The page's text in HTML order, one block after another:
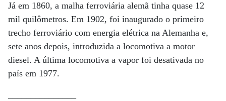
Já em 1860, a malha ferroviária alemã tinha quase 12
mil quilômetros. Em 1902, foi inaugurado o primeiro
trecho ferroviário com energia elétrica na Alemanha e,
sete anos depois, introduzida a locomotiva a motor
diesel. A última locomotiva a vapor foi desativada no
país em 1977.